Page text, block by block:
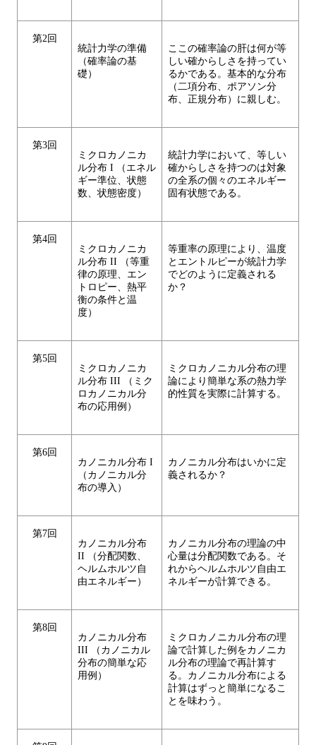
第2回
統計力学の準備
（確率論の基
礎）
ここの確率論の肝は何が等
しい確からしさを持ってい
るかである。基本的な分布
（二項分布、ポアソン分
布、正規分布）に親しむ。
第3回
ミクロカノニカ
ル分布 I （エネル
ギー準位、状態
数、状態密度）
統計力学において、等しい
確からしさを持つのは対象
の全系の個々のエネルギー
固有状態である。
第4回
ミクロカノニカ
ル分布 II （等重
律の原理、エン
トロピー、熱平
衡の条件と温
度）
等重率の原理により、温度
とエントルピーが統計力学
でどのように定義される
か？
第5回
ミクロカノニカ
ル分布 III （ミク
ロカノニカル分
布の応用例）
ミクロカノニカル分布の理
論により簡単な系の熱力学
的性質を実際に計算する。
第6回
カノニカル分布 I
（カノニカル分
布の導入）
カノニカル分布はいかに定
義されるか？
第7回
カノニカル分布
II （分配関数、
ヘルムホルツ自
由エネルギー）
カノニカル分布の理論の中
心量は分配関数である。そ
れからヘルムホルツ自由エ
ネルギーが計算できる。
第8回
カノニカル分布
III （カノニカル
分布の簡単な応
用例）
ミクロカノニカル分布の理
論で計算した例をカノニカ
ル分布の理論で再計算す
る。カノニカル分布による
計算はずっと簡単になるこ
とを味わう。